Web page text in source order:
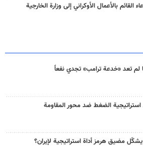
القائم بالأعمال الأوكراني إلى وزارة الخارجية
لم تعد «خدعة ترامب» تجدي نفعاً
الضغط ضد محور المقاومة
يشكّل مضيق هرمز أداة استراتيجية لإيران؟